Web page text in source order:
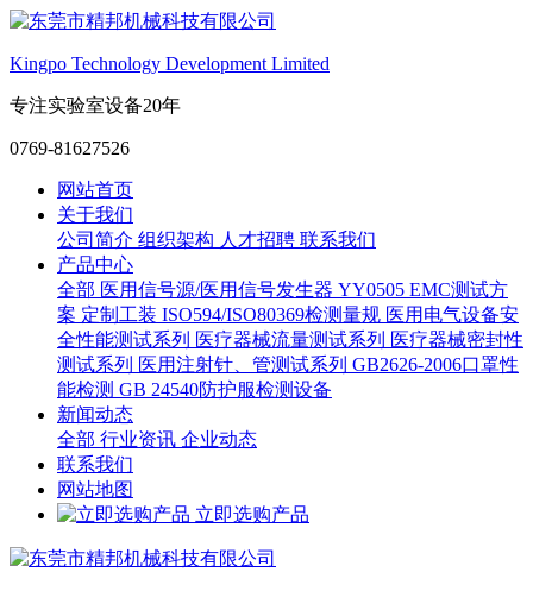
Kingpo Technology Development Limited
专注实验室设备20年
0769-81627526
网站首页
关于我们
公司简介 组织架构 人才招聘 联系我们
产品中心
全部 医用信号源/医用信号发生器 YY0505 EMC测试方
案 定制工装 ISO594/ISO80369检测量规 医用电气设备安
全性能测试系列 医疗器械流量测试系列 医疗器械密封性
测试系列 医用注射针、管测试系列 GB2626-2006口罩性
能检测 GB 24540防护服检测设备
新闻动态
全部 行业资讯 企业动态
联系我们
网站地图
立即选购产品